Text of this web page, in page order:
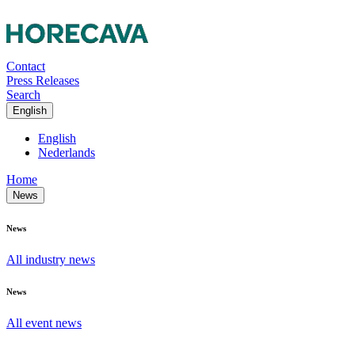
Contact
Press Releases
Search
English
English
Nederlands
Home
News
News
All industry news
News
All event news